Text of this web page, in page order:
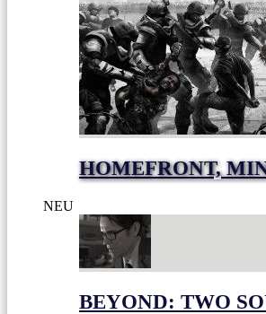
HOMEFRONT,
NEU
BEYOND: TWO